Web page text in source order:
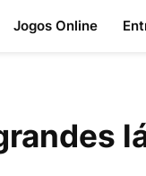
Jogos Online